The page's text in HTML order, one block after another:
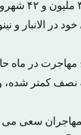
سال ۲۰۱۶
در الانبار و
مهاجرت در ماه
نصف کمتر شده،
سعی می